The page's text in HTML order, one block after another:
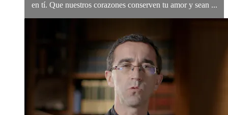
en tí. Que nuestros corazones conserven tu amor y sean ...